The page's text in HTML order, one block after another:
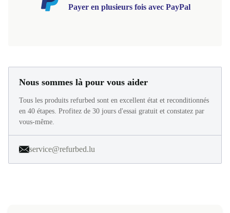
Payer en plusieurs fois avec PayPal
Nous sommes là pour vous aider
Tous les produits refurbed sont en excellent état et reconditionnés
en 40 étapes. Profitez de 30 jours d'essai gratuit et constatez par
vous-même.
service@refurbed.lu